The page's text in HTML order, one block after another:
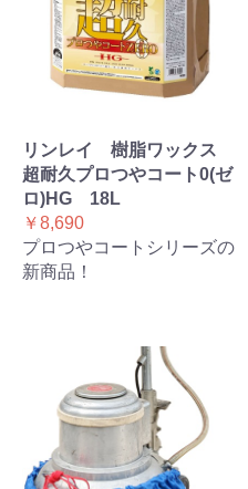
リンレイ 樹脂ワックス
超耐久プロつやコート0(ゼ
ロ)HG 18L
￥8,690
プロつやコートシリーズの
新商品！